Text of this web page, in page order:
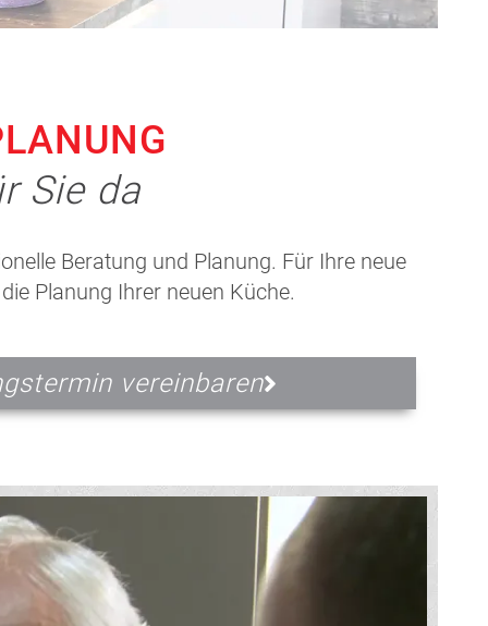
Sie da
Beratung und Planung. Für Ihre neue
Planung Ihrer neuen Küche.
vereinbaren